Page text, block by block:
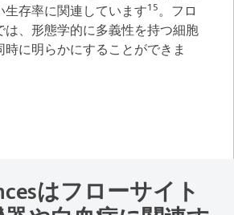
生存率に関連しています15 。フロ
は、形態学的に多義性を持つ細胞
に明らかにすることができま
はフローサイト